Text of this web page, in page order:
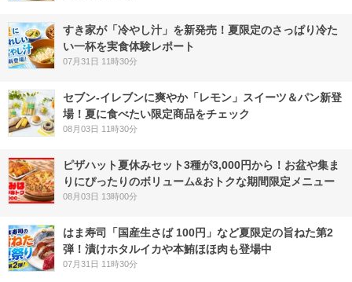
すき家が「冷やし汁」を新発売！夏限定のさっぱり冷た
い一杯を実食体験レポート
07月31日 11時30分
セブン‐イレブンに爽やか「レモン」スイーツ＆パン新登
場！夏に食べたい限定商品をチェック
08月03日 11時30分
ピザハット夏休みセット3種が3,000円から！お盆や集ま
りにぴったりのボリューム&おトクな期間限定メニュー
08月03日 13時00分
はま寿司「国産生さば 100円」など夏限定の旨ねた第2
弾！漬けホタルイカや本鮪ほほ肉も登場中
07月31日 11時30分